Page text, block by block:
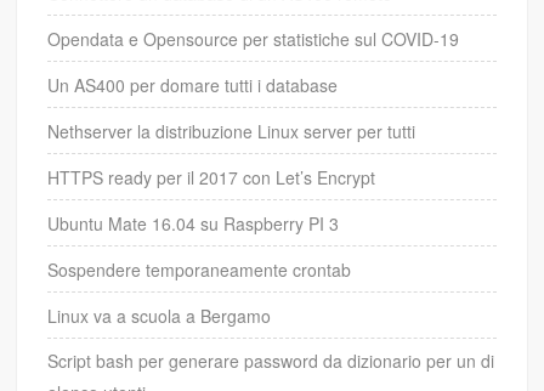
Opendata e Opensource per statistiche sul COVID-19
Un AS400 per domare tutti i database
Nethserver la distribuzione Linux server per tutti
HTTPS ready per il 2017 con Let’s Encrypt
Ubuntu Mate 16.04 su Raspberry PI 3
Sospendere temporaneamente crontab
Linux va a scuola a Bergamo
Script bash per generare password da dizionario per un di